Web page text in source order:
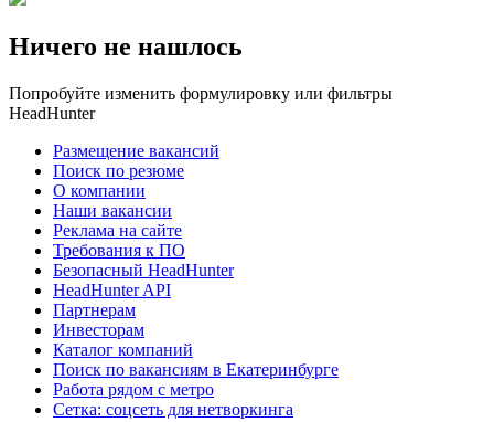
Ничего не нашлось
Попробуйте изменить формулировку или фильтры
HeadHunter
Размещение вакансий
Поиск по резюме
О компании
Наши вакансии
Реклама на сайте
Требования к ПО
Безопасный HeadHunter
HeadHunter API
Партнерам
Инвесторам
Каталог компаний
Поиск по вакансиям в Екатеринбурге
Работа рядом с метро
Сетка: соцсеть для нетворкинга